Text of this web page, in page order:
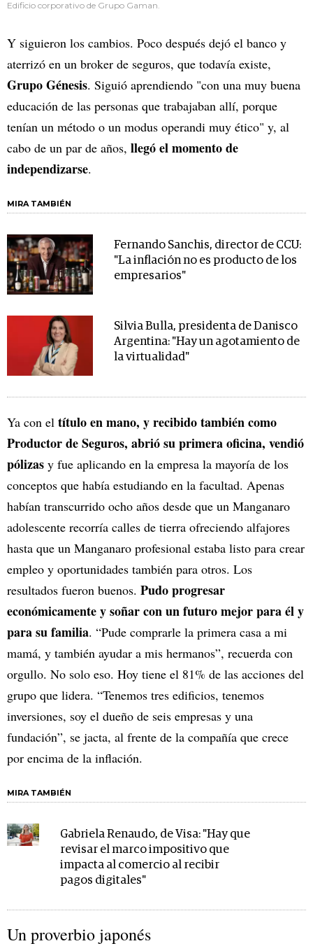
Edificio corporativo de Grupo Gaman.
Y siguieron los cambios. Poco después dejó el banco y
aterrizó en un broker de seguros, que todavía existe,
Grupo Génesis. Siguió aprendiendo "con una muy buena
educación de las personas que trabajaban allí, porque
tenían un método o un modus operandi muy ético" y, al
cabo de un par de años, llegó el momento de
independizarse.
MIRA TAMBIÉN
Fernando Sanchis, director de CCU:
"La inflación no es producto de los
empresarios"
Silvia Bulla, presidenta de Danisco
Argentina: "Hay un agotamiento de
la virtualidad"
Ya con el título en mano, y recibido también como
Productor de Seguros, abrió su primera oficina, vendió
pólizas y fue aplicando en la empresa la mayoría de los
conceptos que había estudiando en la facultad. Apenas
habían transcurrido ocho años desde que un Manganaro
adolescente recorría calles de tierra ofreciendo alfajores
hasta que un Manganaro profesional estaba listo para crear
empleo y oportunidades también para otros. Los
resultados fueron buenos. Pudo progresar
económicamente y soñar con un futuro mejor para él y
para su familia. “Pude comprarle la primera casa a mi
mamá, y también ayudar a mis hermanos”, recuerda con
orgullo. No solo eso. Hoy tiene el 81% de las acciones del
grupo que lidera. “Tenemos tres edificios, tenemos
inversiones, soy el dueño de seis empresas y una
fundación”, se jacta, al frente de la compañía que crece
por encima de la inflación.
MIRA TAMBIÉN
Gabriela Renaudo, de Visa: "Hay que
revisar el marco impositivo que
impacta al comercio al recibir
pagos digitales"
Un proverbio japonés